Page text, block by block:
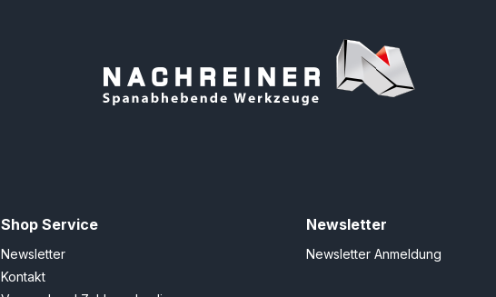
Shop Service
Newsletter
Kontakt
Newsletter
Newsletter Anmeldung